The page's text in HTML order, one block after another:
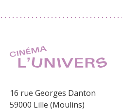
16 rue Georges Danton
59000 Lille (Moulins)